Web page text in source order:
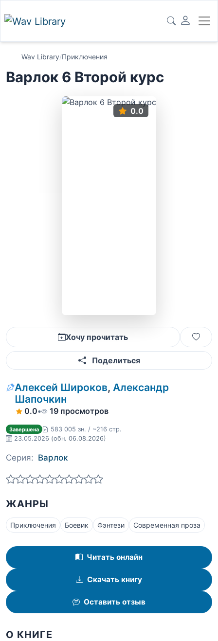
Wav Library/Приключения
Варлок 6 Второй курс
0.0
Хочу прочитать
Поделиться
Алексей Широков, Александр
Шапочкин
0.0• 19 просмотров
Завершена
583 005 зн. / ~216 стр.
23.05.2026 (обн. 06.08.2026)
Серия: Варлок
ЖАНРЫ
Приключения Боевик Фэнтези Современная проза
Читать онлайн
Скачать книгу
Оставить отзыв
О КНИГЕ